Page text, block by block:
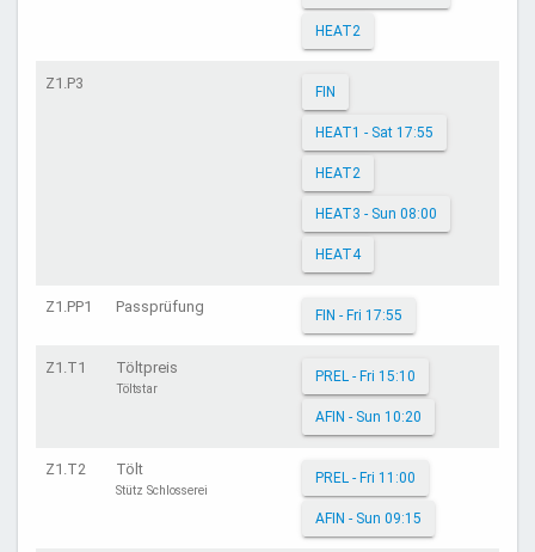
HEAT2
Z1.P3 FIN
HEAT1 - Sat 17:55
HEAT2
HEAT3 - Sun 08:00
HEAT4
Z1.PP1 Passprüfung FIN - Fri 17:55
Z1.T1 Töltpreis
Töltstar
PREL - Fri 15:10
AFIN - Sun 10:20
Z1.T2 Tölt
Stütz Schlosserei
PREL - Fri 11:00
AFIN - Sun 09:15